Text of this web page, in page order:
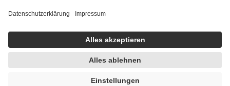
getroffen, um sicherzustellen, dass es sich um echte Bewertungen
https://help.etrusted.com/hc/de/articles/4419944605341
Einige Bilder und Inhalte wurden unter Zuhilfenahme künstlicher